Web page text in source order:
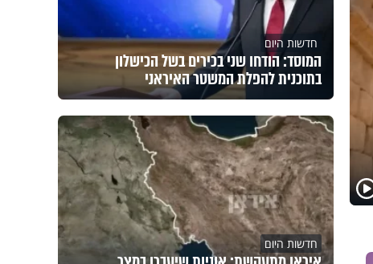
חדשות היום
המוסד: הודחו שני בכירים בשל הכישלון
בתוכנית להפלת המשטר האיראני
חדשות היום